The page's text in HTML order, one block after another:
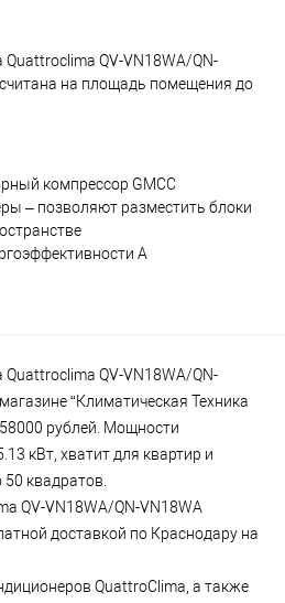
Quattroclima QV-VN18WA/QN-
на площадь помещения до
компрессор GMCC
– позволяют разместить блоки
А
QV-VN18WA/QN-
“Климатическая Техника
рублей. Мощности
кВт, хватит для квартир и
квадратов.
QV-VN18WA/QN-VN18WA
доставкой по Краснодару на
QuattroClima, а также